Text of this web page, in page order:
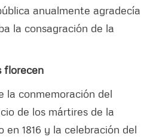
anualmente agradecía
la consagración de la
florecen
la conmemoración del
de los mártires de la
1816 y la celebración del